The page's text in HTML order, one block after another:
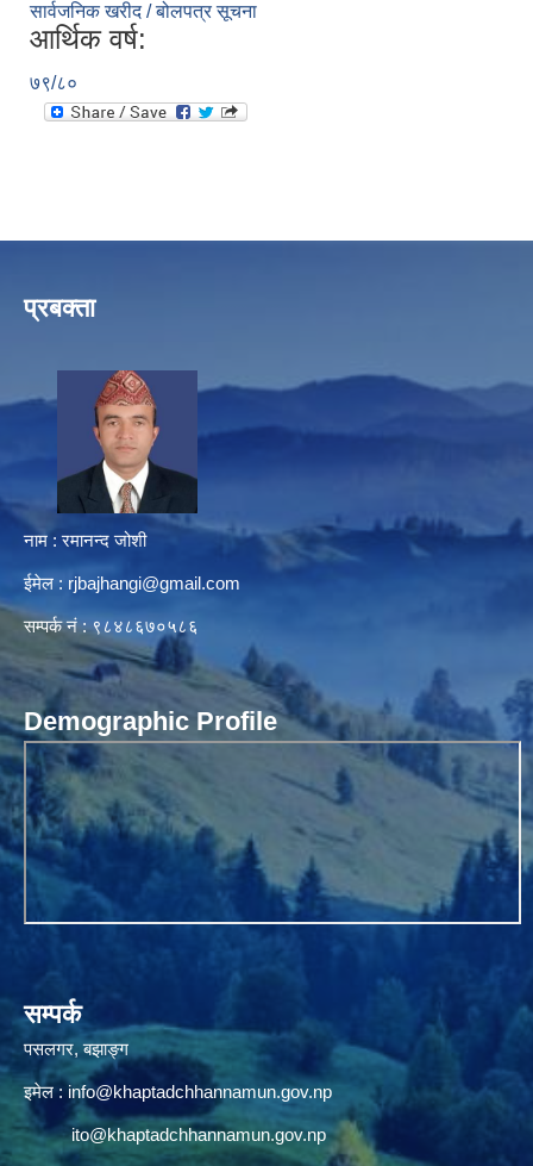
सार्वजनिक खरीद / बोलपत्र सूचना
आर्थिक वर्ष:
७९/८०
प्रबक्ता
नाम : रमानन्द जोशी
ईमेल : rjbajhangi@gmail.com
सम्पर्क नं : ९८४८६७०५८६
Demographic Profile
सम्पर्क
पसलगर, बझाङ्ग
इमेल : info@khaptadchhannamun.gov.np
ito@khaptadchhannamun.gov.np